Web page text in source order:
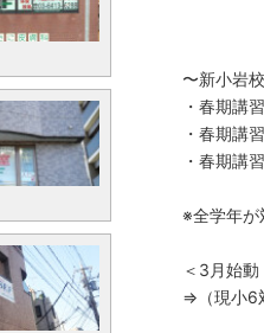
〜新小岩
・春期講
・春期講
・春期講
※全学年が
＜3月始
⇒（現小6